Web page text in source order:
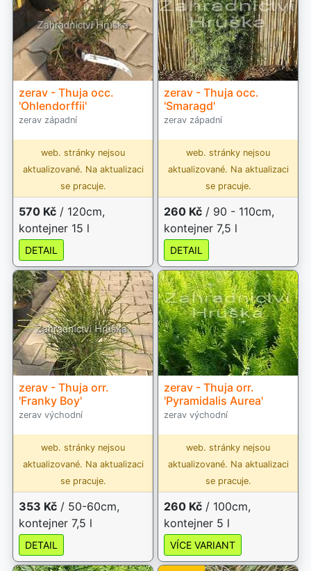
zerav - Thuja occ.
'Ohlendorffii'
zerav západní
web. stránky nejsou
aktualizované. Na aktualizaci
se pracuje.
570 Kč / 120cm,
kontejner 15 l
DETAIL
zerav - Thuja occ.
'Smaragd'
zerav západní
web. stránky nejsou
aktualizované. Na aktualizaci
se pracuje.
260 Kč / 90 - 110cm,
kontejner 7,5 l
DETAIL
zerav - Thuja orr.
'Franky Boy'
zerav východní
web. stránky nejsou
aktualizované. Na aktualizaci
se pracuje.
353 Kč / 50-60cm,
kontejner 7,5 l
DETAIL
zerav - Thuja orr.
'Pyramidalis Aurea'
zerav východní
web. stránky nejsou
aktualizované. Na aktualizaci
se pracuje.
260 Kč / 100cm,
kontejner 5 l
VÍCE VARIANT